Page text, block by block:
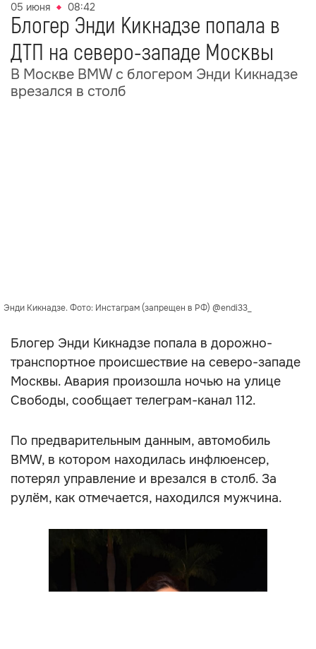
05 июня 08:42
Блогер Энди Кикнадзе попала в
ДТП на северо-западе Москвы
В Москве BMW с блогером Энди Кикнадзе
врезался в столб
Энди Кикнадзе. Фото: Инстаграм (запрещен в РФ) @endi33_
Блогер Энди Кикнадзе попала в дорожно-
транспортное происшествие на северо-западе
Москвы. Авария произошла ночью на улице
Свободы, сообщает телеграм-канал 112.
По предварительным данным, автомобиль
BMW, в котором находилась инфлюенсер,
потерял управление и врезался в столб. За
рулём, как отмечается, находился мужчина.